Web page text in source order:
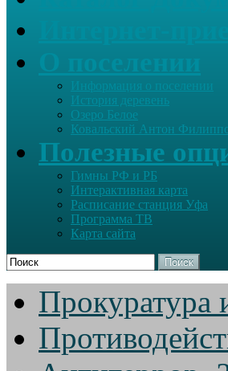
Информация о поселении
История деревень
Озеро Белое
Ковальский Антон
Полезные
Гимны РФ и РБ
Интерактивная карта
Расписание станция Уфа
Программа ТВ
Карта сайта
Поиск
Прокуратура